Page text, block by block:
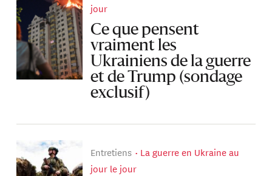
jour
Ce que pensent
vraiment les
Ukrainiens de la guerre
et de Trump (sondage
exclusif)
Entretiens
La guerre en Ukraine au
jour le jour